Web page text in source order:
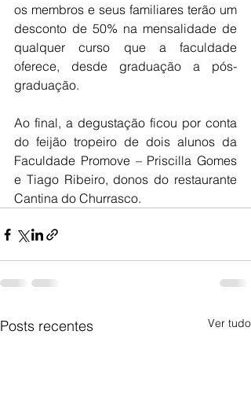
os membros e seus familiares terão um
desconto de 50% na mensalidade de
qualquer curso que a faculdade
oferece, desde graduação a pós-
graduação.
Ao final, a degustação ficou por conta
do feijão tropeiro de dois alunos da
Faculdade Promove – Priscilla Gomes
e Tiago Ribeiro, donos do restaurante
Cantina do Churrasco.
Posts recentes Ver tudo